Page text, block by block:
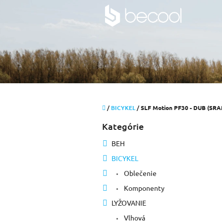
Domov
/ BICYKEL/SLF Motion PF30 - DUB
Preskočiť
Kategórie
BEH
BICYKEL
Oblečenie
Komponenty
LYŽOVANIE
Vlhová